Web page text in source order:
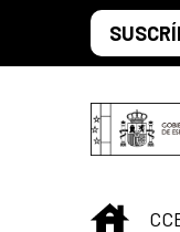
Saltar al contenido